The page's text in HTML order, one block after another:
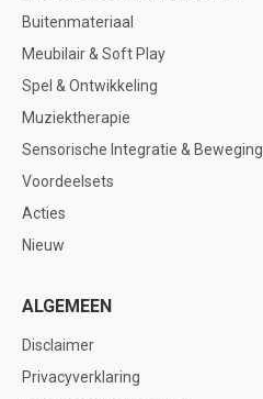
Buitenmateriaal
Meubilair & Soft Play
Spel & Ontwikkeling
Muziektherapie
Sensorische Integratie & Beweging
Voordeelsets
Acties
Nieuw
ALGEMEEN
Disclaimer
Privacyverklaring